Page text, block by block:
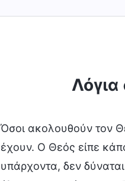
Όσοι ακολουθούν τον
έχουν. Ο Θεός είπε
υπάρχοντα, δεν